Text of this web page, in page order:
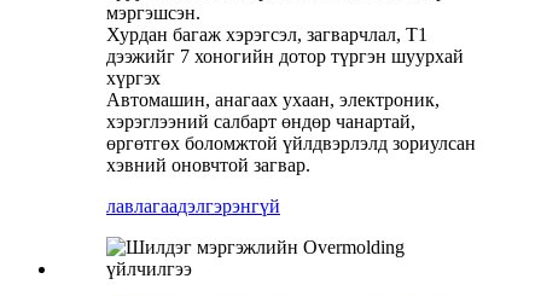
мэргэшсэн.
Хурдан багаж хэрэгсэл, загварчлал, T1
дээжийг 7 хоногийн дотор түргэн шуурхай
хүргэх
Автомашин, анагаах ухаан, электроник,
хэрэглээний салбарт өндөр чанартай,
өргөтгөх боломжтой үйлдвэрлэлд зориулсан
хэвний оновчтой загвар.
лавлагаадэлгэрэнгүй